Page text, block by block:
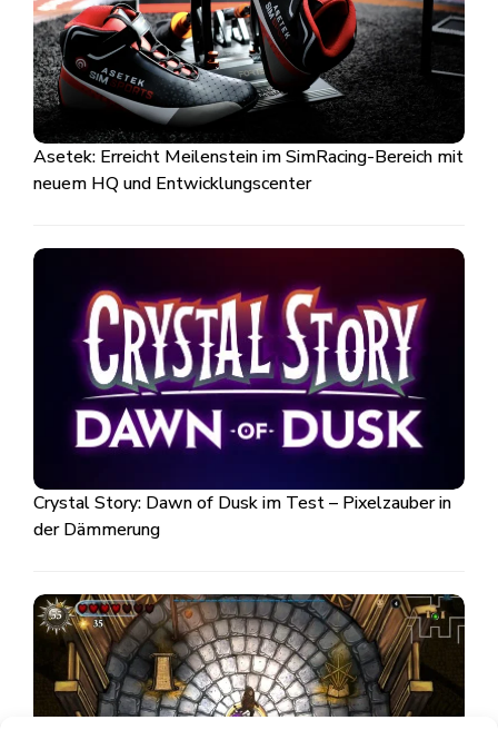
Asetek: Erreicht Meilenstein im SimRacing-Bereich mit
neuem HQ und Entwicklungscenter
Crystal Story: Dawn of Dusk im Test – Pixelzauber in
der Dämmerung